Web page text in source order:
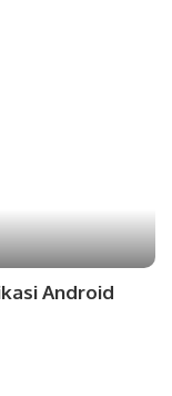
Android